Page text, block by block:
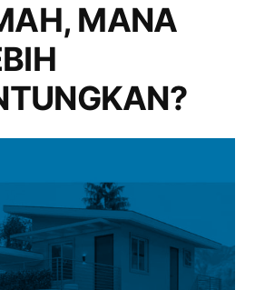
MANA